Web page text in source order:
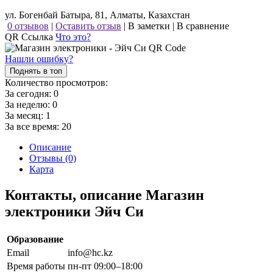
ул. Богенбай Батыра, 81, Алматы, Казахстан
0 отзывов | Оставить отзыв | В заметки | В сравнение
QR Ссылка Что это?
Нашли ошибку?
Поднять в топ
Количество просмотров:
За сегодня: 0
За неделю: 0
За месяц: 1
За все время: 20
Описание
Отзывы (0)
Карта
Контакты, описание Магазин
электроники Эйч Си
Образование
Email
info@hc.kz
Время работы пн-пт 09:00–18:00